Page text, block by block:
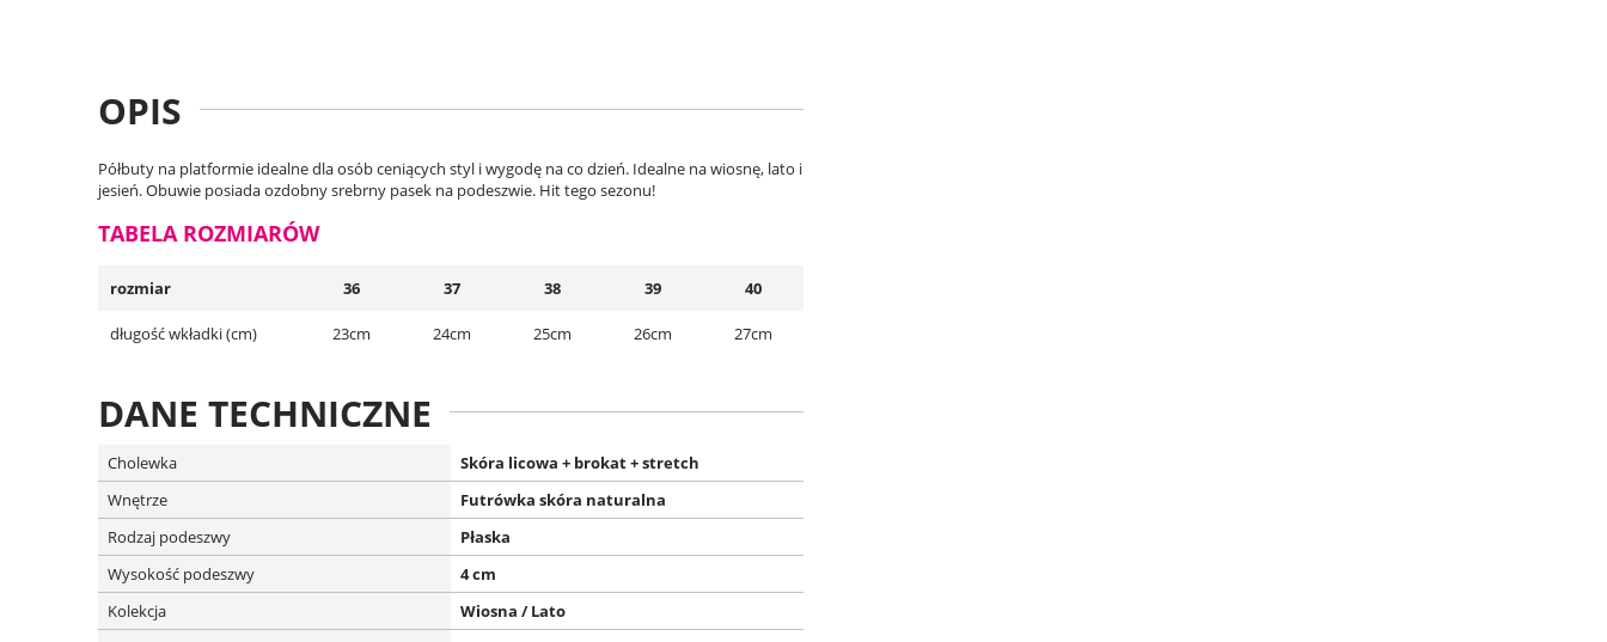
OPIS
Półbuty na platformie idealne dla osób ceniących styl i wygodę na co dzień. Idealne na wiosnę, lato i
jesień. Obuwie posiada ozdobny srebrny pasek na podeszwie. Hit tego sezonu!
TABELA ROZMIARÓW
rozmiar 36 37 38 39 40
długość wkładki (cm) 23cm 24cm 25cm 26cm 27cm
DANE TECHNICZNE
Cholewka
Skóra licowa + brokat + stretch
Wnętrze
Futrówka skóra naturalna
Rodzaj podeszwy
Płaska
Wysokość podeszwy
4 cm
Kolekcja
Wiosna / Lato